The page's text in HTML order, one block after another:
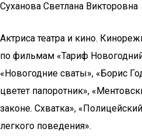
Суханова Светлана Викторовна
Актриса театра и кино.
по фильмам «Тариф
«Новогодние сваты», «Борис
цветет папоротник»,
законе. Схватка»,
легкого поведения».